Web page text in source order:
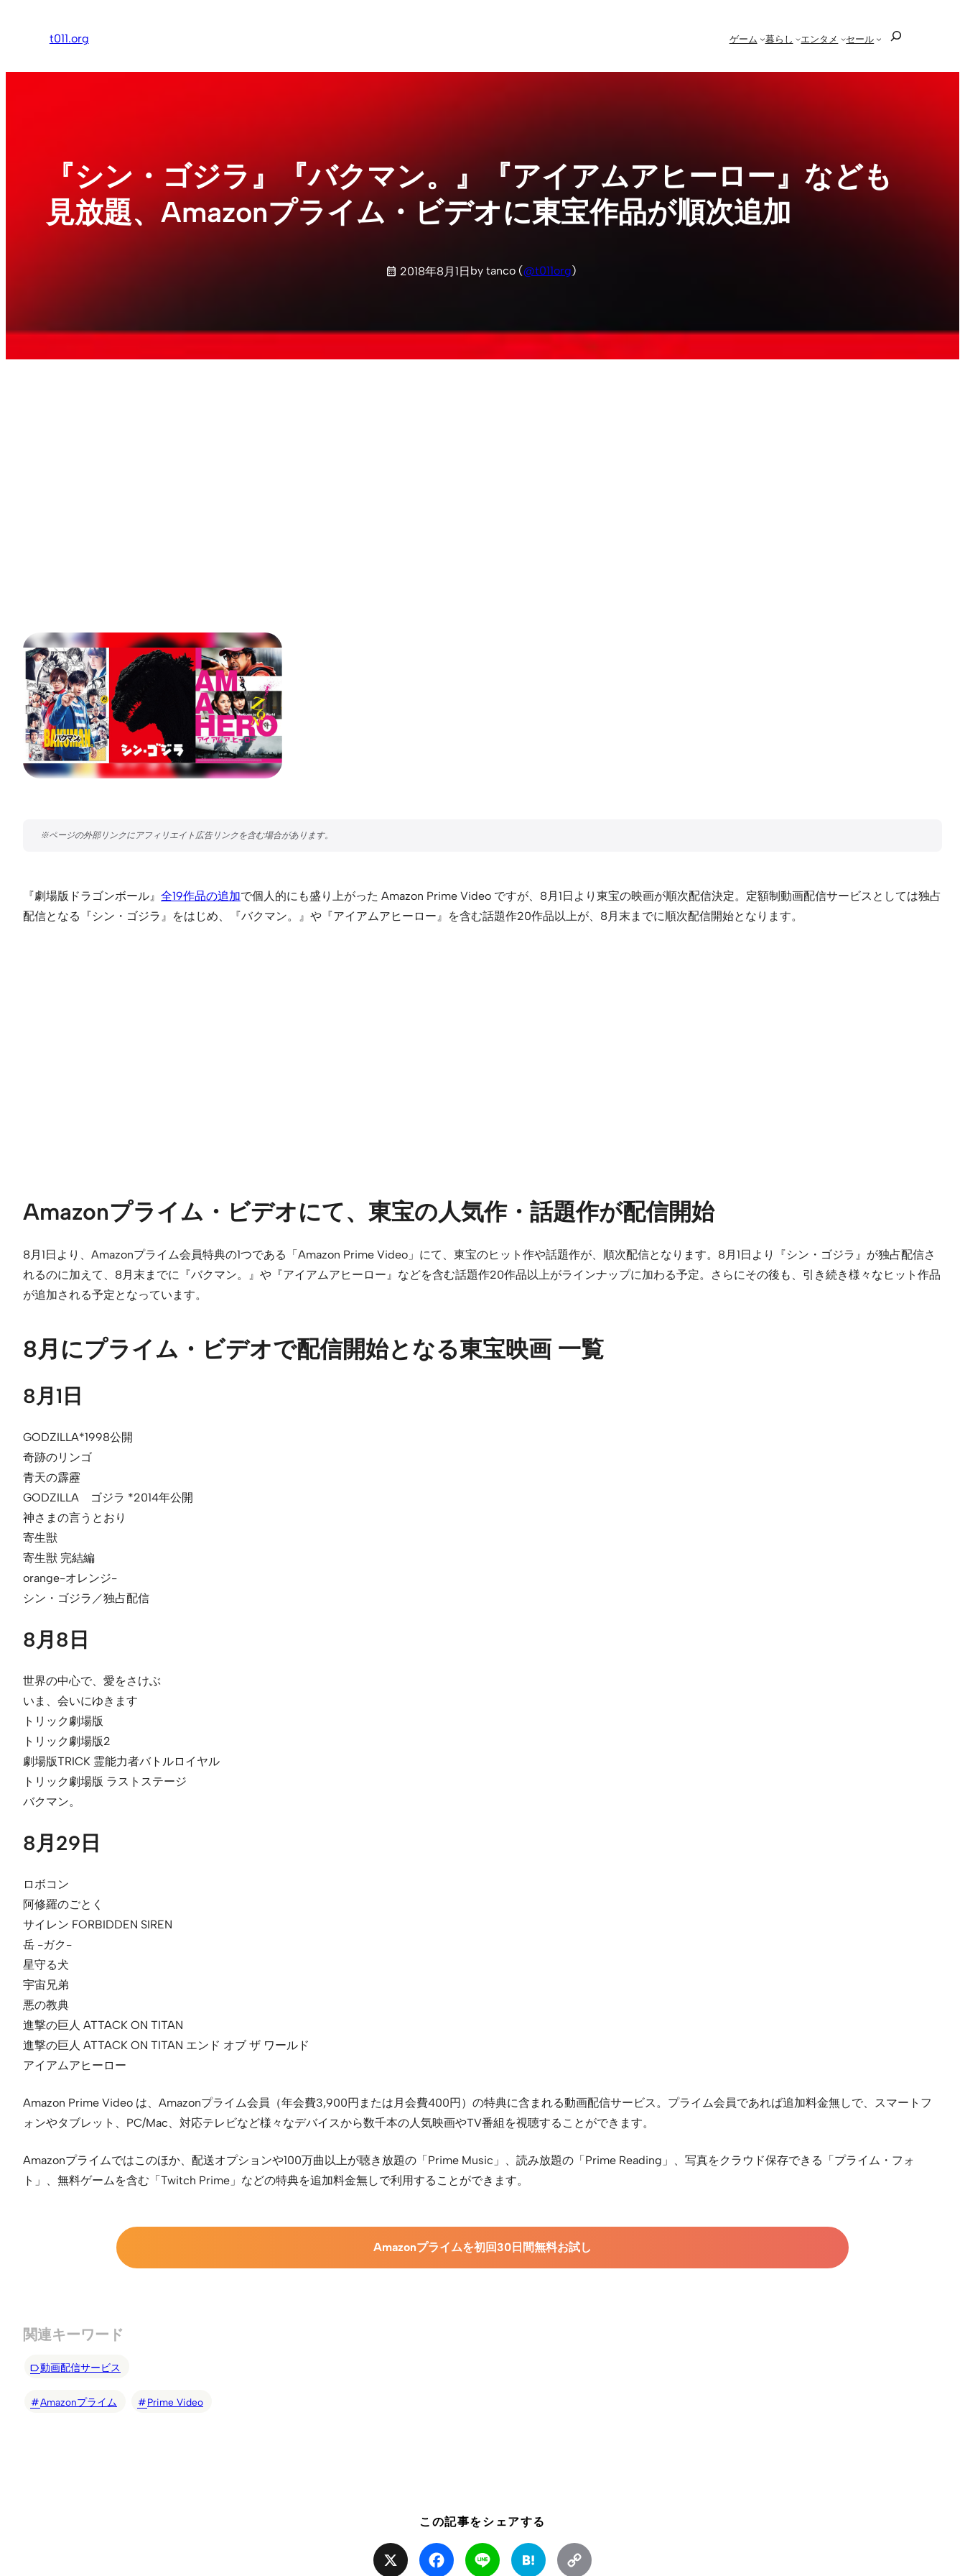
ス
t011.org ゲーム 暮らし エンタメ セール
『シン・ゴジラ』『バクマン。』『アイアムアヒーロー』なども
見放題、Amazonプライム・ビデオに東宝作品が順次追加
2018年8月1日 by tanco (@t011org)
『劇場版ドラゴンボール』 全19作品の追加で個人的にも盛り上がった Amazon Prime Video ですが、8月1日より東宝の映画が順次配信決定。定額制動画配信サービスとしては独占
配信となる『シン・ゴジラ』をはじめ、『バクマン。』や『アイアムアヒーロー』を含む話題作20作品以上が、8月末までに順次配信開始となります。
Amazonプライム・ビデオにて、東宝の人気作・話題作が配信開始
8月1日より、Amazonプライム会員特典の1つである「Amazon Prime Video」にて、東宝のヒット作や話題作が、順次配信となります。8月1日より『シン・ゴジラ』が独占配信さ
れるのに加えて、8月末までに『バクマン。』や『アイアムアヒーロー』などを含む話題作20作品以上がラインナップに加わる予定。さらにその後も、引き続き様々なヒット作品
が追加される予定となっています。
8月にプライム・ビデオで配信開始となる東宝映画 一覧
8月1日
GODZILLA*1998公開
奇跡のリンゴ
青天の霹靂
GODZILLA ゴジラ *2014年公開
神さまの言うとおり
寄生獣
寄生獣 完結編
orange-オレンジ-
シン・ゴジラ／独占配信
8月8日
世界の中心で、愛をさけぶ
いま、会いにゆきます
トリック劇場版
トリック劇場版2
劇場版TRICK 霊能力者バトルロイヤル
トリック劇場版 ラストステージ
バクマン。
8月29日
ロボコン
阿修羅のごとく
サイレン FORBIDDEN SIREN
岳 -ガク-
星守る犬
宇宙兄弟
悪の教典
進撃の巨人 ATTACK ON TITAN
進撃の巨人 ATTACK ON TITAN エンド オブ ザ ワールド
アイアムアヒーロー
Amazon Prime Video は、Amazonプライム会員（年会費3,900円または月会費400円）の特典に含まれる動画配信サービス。プライム会員であれば追加料金無しで、スマートフ
ォンやタブレット、PC/Mac、対応テレビなど様々なデバイスから数千本の人気映画やTV番組を視聴することができます。
Amazonプライムではこのほか、配送オプションや100万曲以上が聴き放題の「Prime Music」、読み放題の「Prime Reading」、写真をクラウド保存できる「プライム・フォ
ト」、無料ゲームを含む「Twitch Prime」などの特典を追加料金無しで利用することができます。
Amazonプライムを初回30日間無料お試し
関連キーワード
動画配信サービス
Amazonプライム Prime Video
この記事をシェアする
Facebook Line Hatena